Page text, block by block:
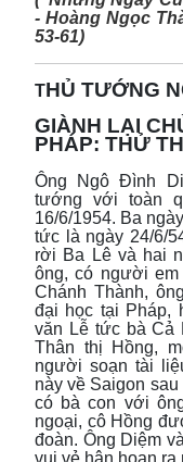
- Hoàng Ngọc
53-61)
THỦ TƯỚNG
GIÀNH LẠI
PHÁP: THỬ
Ông Ngô Đình
tướng với toàn
16/6/1954. Ba
tức là ngày 24/6/
rời Ba Lê và hai
ông, có người
Chánh Thành,
đại học tại Pháp,
văn Lễ tức bà Cả
Thân thị Hồng,
người soạn tài
này về Saigon
có bà con với
ngoại, cô Hồng
đoàn. Ông Diệm
vui vẻ hân hoan ra